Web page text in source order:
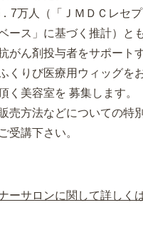
7万人（「ＪＭＤＣレセプ
ース」に基づく推計）と
がん剤投与者をサポート
くりび医療用ウィッグを
く美容室を 募集します。
売方法などについての特
受講下さい。
ーサロンに関して詳しく